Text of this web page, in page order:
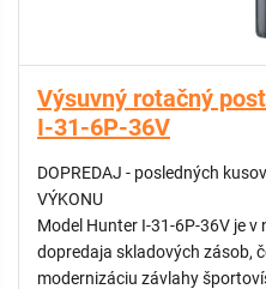
Výsuvný rotačný
I-31-6P-36V
DOPREDAJ - posledných
VÝKONU
Model Hunter I-31-6P-36V je
dopredaja skladových zásob,
modernizáciu závlahy